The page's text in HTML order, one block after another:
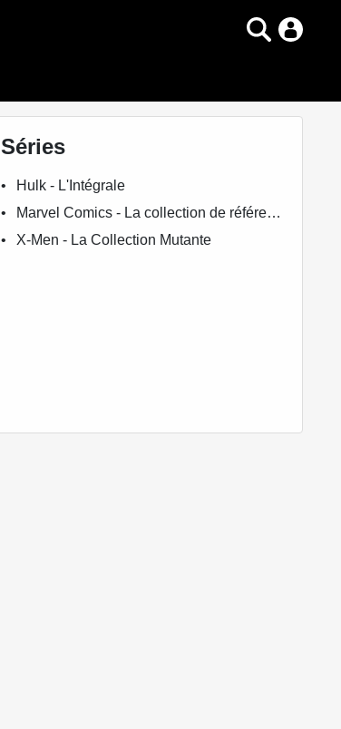
Séries
Hulk - L'Intégrale
Marvel Comics - La collection de référence
X-Men - La Collection Mutante